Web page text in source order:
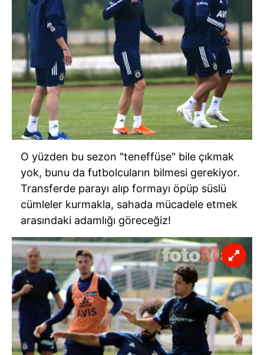
verileriniz işlenmekte olup gerekli olan çerezler bilgi
toplumu hizmetlerinin sunulması amacıyla
kullanılmaktadır. Diğer çerezler, sitemizin daha işlevsel
kılınması ve kişiselleştirilmesi ve sizlere yönelik
reklam/pazarlama faaliyetlerinin yapılması, amaçlarıyla
sınırlı olarak açık rızanız dahilinde kullanılacaktır.
Çerezlere ilişkin tercihlerinizi aşağıda yer alan panel
vasıtasıyla belirleyebilirsiniz. Çerezlere ilişkin detaylı bilgi
için Ayarlar butonuna tıklayabilir,Çerez Bilgilendirme
Metnimiziziyaret edebilirsiniz.
6698 sayılı Kişisel Verilerin Korunması Kanunu uyarınca
hazırlanmış Aydınlatma Metnimizi okumak ve sitemizde
ilgili mevzuata uygun olarak kullanılan çerezlerle ilgili bilgi
almak için lütfentıklayınız.
O yüzden bu sezon "teneffüse" bile çıkmak
yok, bunu da futbolcuların bilmesi gerekiyor.
Transferde parayı alıp formayı öpüp süslü
cümleler kurmakla, sahada mücadele etmek
arasındaki adamlığı göreceğiz!